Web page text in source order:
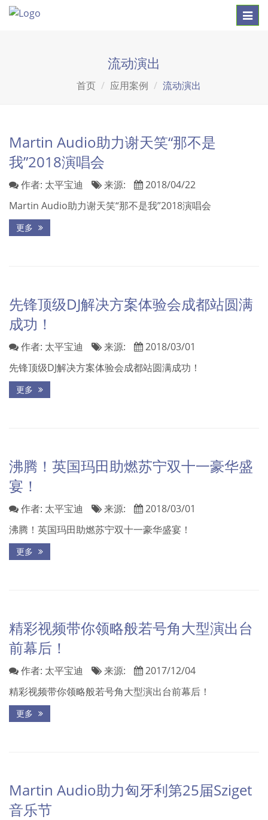
流动演出
首页 应用案例 流动演出
Martin Audio助力谢天笑“那不是
我”2018演唱会
作者: 太平宝迪 来源:
2018/04/22
Martin Audio助力谢天笑“那不是我”2018演唱会
更多
先锋顶级DJ解决方案体验会成都站圆满
成功！
作者: 太平宝迪 来源:
2018/03/01
先锋顶级DJ解决方案体验会成都站圆满成功！
更多
沸腾！英国玛田助燃苏宁双十一豪华盛
宴！
作者: 太平宝迪 来源:
2018/03/01
沸腾！英国玛田助燃苏宁双十一豪华盛宴！
更多
精彩视频带你领略般若号角大型演出台
前幕后！
作者: 太平宝迪 来源:
2017/12/04
精彩视频带你领略般若号角大型演出台前幕后！
更多
Martin Audio助力匈牙利第25届Sziget
音乐节